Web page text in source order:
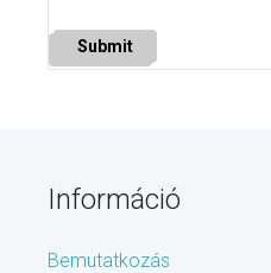
Submit
Információ
Bemutatkozás